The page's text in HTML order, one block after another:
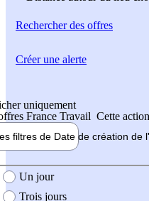
Rechercherdes offres
uniquement
France Travail Cette
filtres de Date de création de
création de l'offre
Un jour
Trois jours
Créer une alerte